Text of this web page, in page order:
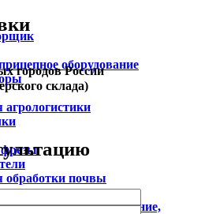
оборудование
агрологистики
обработки почвы
техники
оборудование,
городов России
склада)